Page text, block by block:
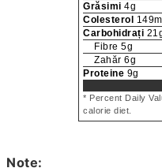
Grăsimi 4g
Colesterol
149
Carbohidrați 21
Fibre 5g
Zahăr 6g
Proteine 9g
* Percent Daily
calorie diet.
Note: